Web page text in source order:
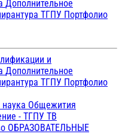
Дополнительное
ТГПУ Портфолио
и
Дополнительное
ТГПУ Портфолио
Общежития
- ТГПУ ТВ
ОБРАЗОВАТЕЛЬНЫЕ